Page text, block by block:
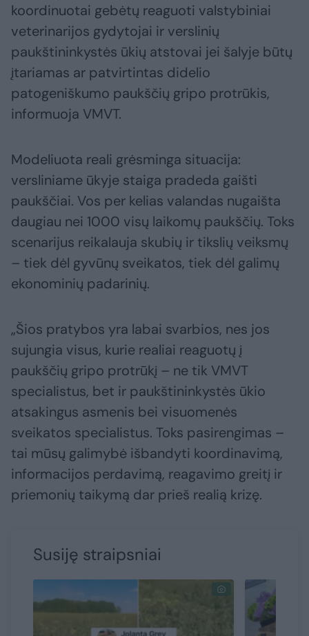
koordinuotai gebėtų reaguoti valstybiniai
veterinarijos gydytojai ir verslinių
paukštininkystės ūkių atstovai jei šalyje būtų
įtariamas ar patvirtintas didelio
patogeniškumo paukščių gripo protrūkis,
informuoja VMVT.
Modeliuota reali grėsminga situacija:
versliniame ūkyje staiga pradeda gaišti
paukščiai. Vos per kelias valandas nugaišta
daugiau nei 1000 visų laikomų paukščių. Toks
scenarijus reikalauja skubių ir tikslių veiksmų
– tiek dėl gyvūnų sveikatos, tiek dėl galimų
ekonominių padarinių.
„Šios pratybos yra labai svarbios, nes jos
sujungia visus, kurie realiai reaguotų į
paukščių gripo protrūkį – ne tik VMVT
specialistus, bet ir paukštininkystės ūkio
atsakingus asmenis bei visuomenės
sveikatos specialistus. Toks pasirengimas –
tai mūsų galimybė išbandyti koordinavimą,
informacijos perdavimą, reagavimo greitį ir
priemonių taikymą dar prieš realią krizę.
Susiję straipsniai